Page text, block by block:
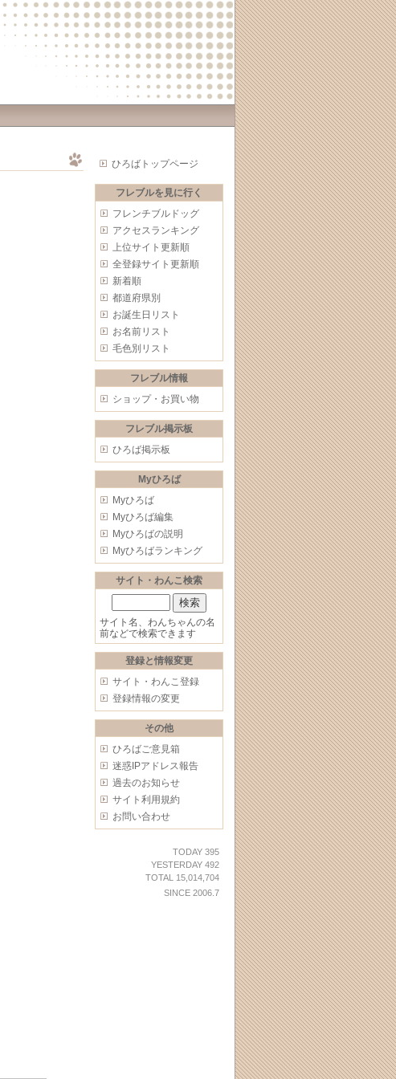
ひろばトップページ
フレブルを見に行く
フレンチブルドッグ
アクセスランキング
上位サイト更新順
全登録サイト更新順
新着順
都道府県別
お誕生日リスト
お名前リスト
毛色別リスト
フレブル情報
ショップ・お買い物
フレブル掲示板
ひろば掲示板
Myひろば
Myひろば
Myひろば編集
Myひろばの説明
Myひろばランキング
サイト・わんこ検索
サイト名、わんちゃんの名
前などで検索できます
登録と情報変更
サイト・わんこ登録
登録情報の変更
その他
ひろばご意見箱
迷惑IPアドレス報告
過去のお知らせ
サイト利用規約
お問い合わせ
TODAY 395
YESTERDAY 492
TOTAL 15,014,704
SINCE 2006.7